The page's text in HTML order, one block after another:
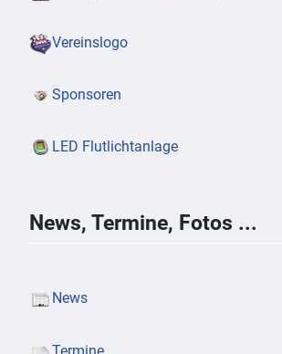
Vereinslogo
Sponsoren
LED Flutlichtanlage
News, Termine, Fotos ...
News